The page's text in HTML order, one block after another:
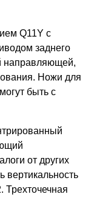
Q11Y с
заднего
направляющей,
Ножи для
быть с
от других
вертикальность
Трехточечная